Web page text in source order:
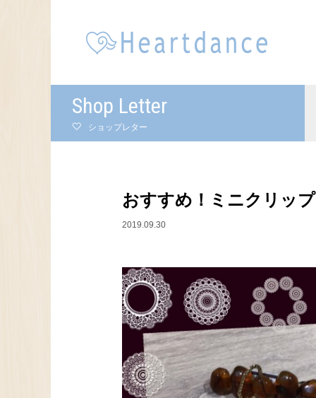
Shop Letter
ショップレター
おすすめ！ミニクリップ
2019.09.30